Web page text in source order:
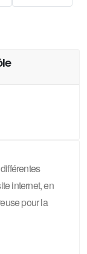
internet, en
pour la